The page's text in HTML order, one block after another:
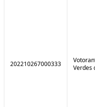
202210267000333
Verdes